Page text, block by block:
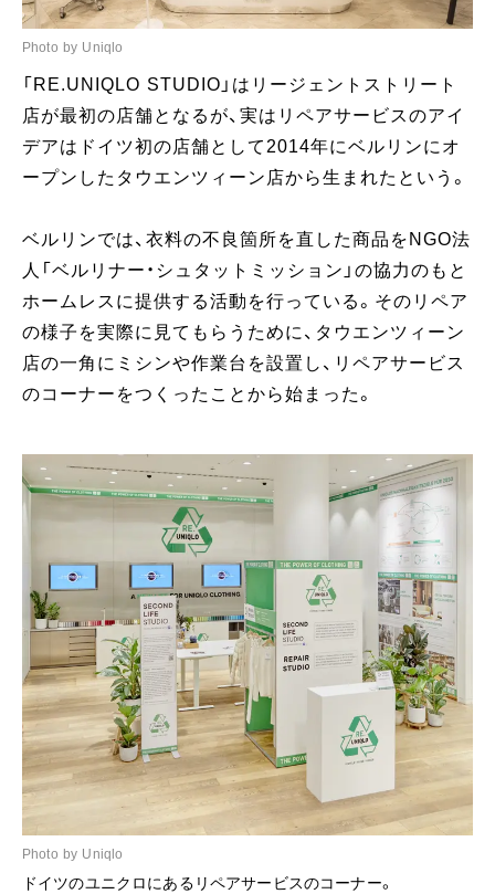
Photo by Uniqlo
「RE.UNIQLO STUDIO」はリージェントストリート
店が最初の店舗となるが、実はリペアサービスのアイ
デアはドイツ初の店舗として2014年にベルリンにオ
ープンしたタウエンツィーン店から生まれたという。
ベルリンでは、衣料の不良箇所を直した商品をNGO法
人「ベルリナー・シュタットミッション」の協力のもと
ホームレスに提供する活動を行っている。そのリペア
の様子を実際に見てもらうために、タウエンツィーン
店の一角にミシンや作業台を設置し、リペアサービス
のコーナーをつくったことから始まった。
Photo by Uniqlo
ドイツのユニクロにあるリペアサービスのコーナー。